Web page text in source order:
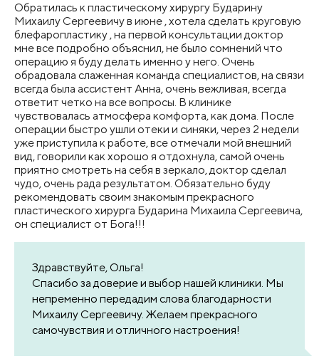
Обратилась к пластическому хирургу Бударину
Михаилу Сергеевичу в июне , хотела сделать круговую
блефаропластику , на первой консультации доктор
мне все подробно объяснил, не было сомнений что
операцию я буду делать именно у него. Очень
обрадовала слаженная команда специалистов, на связи
всегда была ассистент Анна, очень вежливая, всегда
ответит четко на все вопросы. В клинике
чувствовалась атмосфера комфорта, как дома. После
операции быстро ушли отеки и синяки, через 2 недели
уже приступила к работе, все отмечали мой внешний
вид, говорили как хорошо я отдохнула, самой очень
приятно смотреть на себя в зеркало, доктор сделал
чудо, очень рада результатом. Обязательно буду
рекомендовать своим знакомым прекрасного
пластического хирурга Бударина Михаила Сергеевича,
он специалист от Бога!!!
Здравствуйте, Ольга!
Спасибо за доверие и выбор нашей клиники. Мы
непременно передадим слова благодарности
Михаилу Сергеевичу. Желаем прекрасного
самочувствия и отличного настроения!